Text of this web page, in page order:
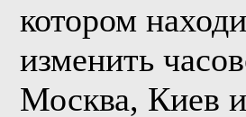
котором
изменить
Москва, Киев